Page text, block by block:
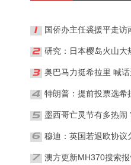
特朗普：提前投票选希
墨西哥亡灵节有多热闹